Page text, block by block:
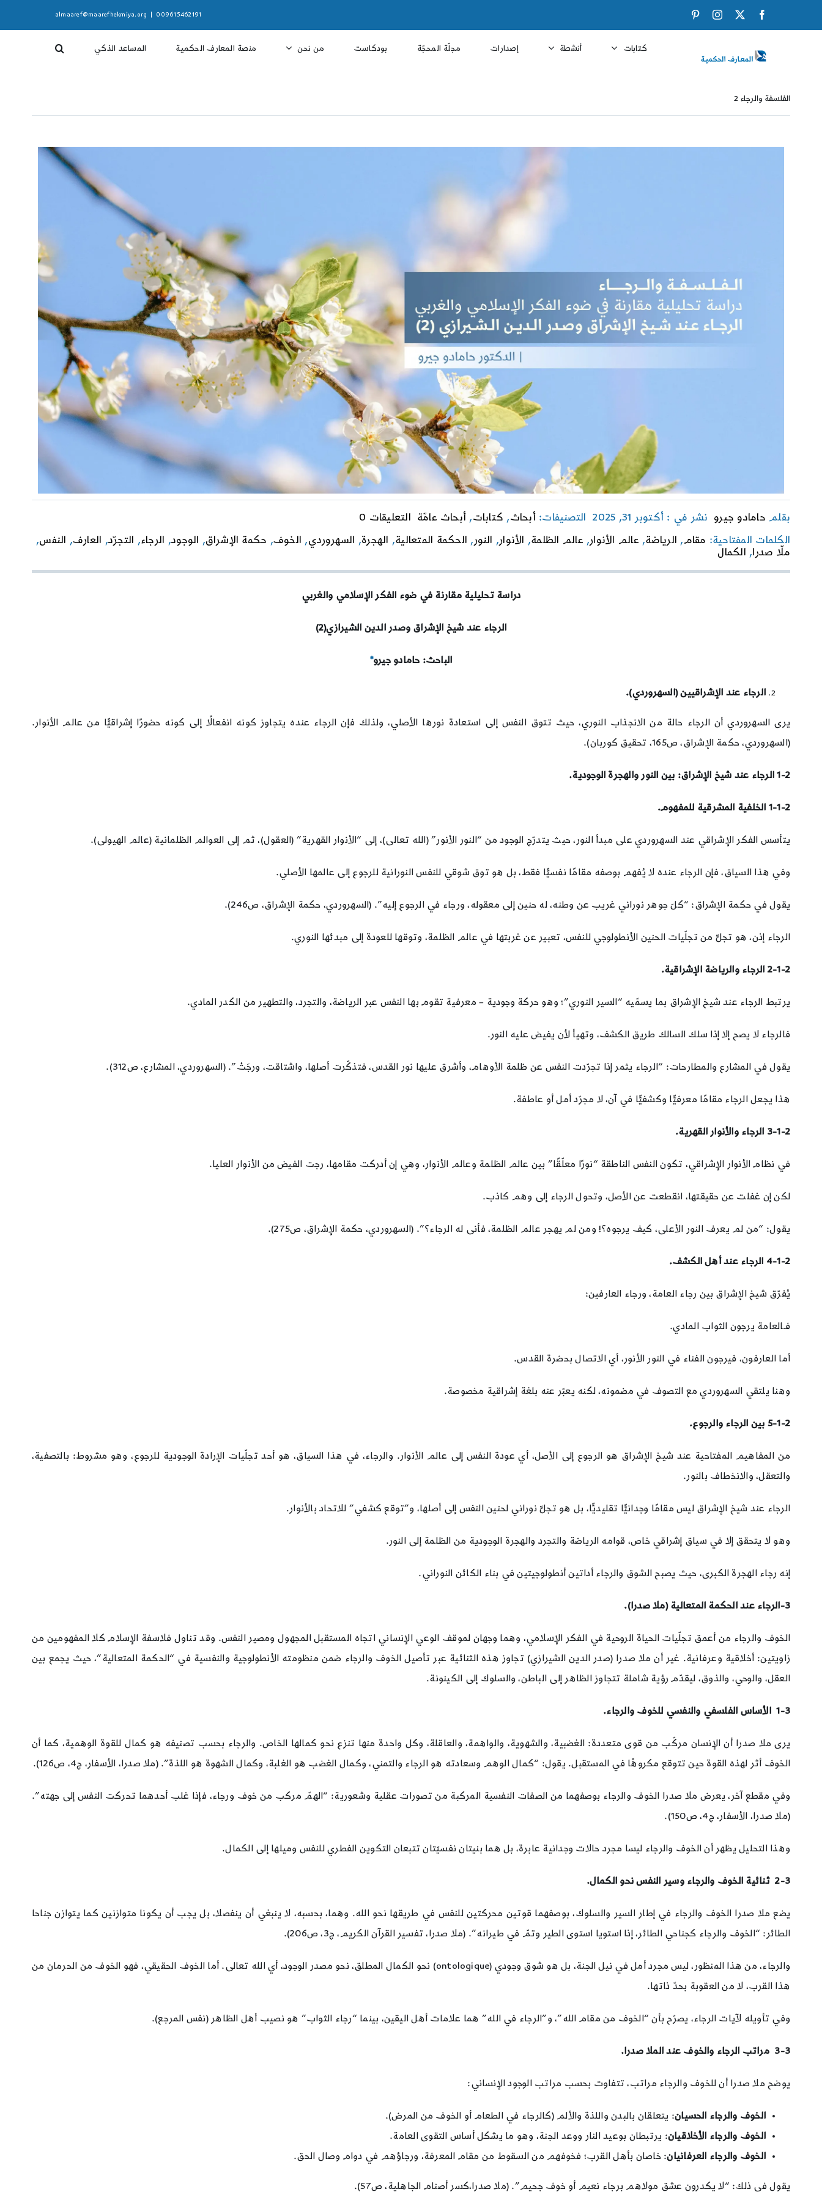
Facebook
X
Instagram
009615462191
almaaref@maarefhekmiya.org
كتابات أنشطة إصدارات مجلّة المحجّة بودكاست من نحن منصة المعارف الحكمية المساعد الذكي
الفلسفة والرجاء 2
بقلم حامادو جيرو نشر في : أكتوبر 31, 2025 التصنيفات:أبحاث, كتابات, أبحاث عامّة التعليقات 0
on
والرجاء
الكلمات المفتاحية: مقام, الرياضة, عالم الأنوار, عالم الظلمة, الأنوار, النور , الحكمة المتعالية, الهجرة, السهروردي, الخوف, حكمة الإشراق, الوجود, الرجاء, التجرّد, العارف, النفس,
ملّا صدرا, الكمال
دراسة تحليلية مقارنة في ضوء الفكر الإسلامي والغربي
الرجاء عند شيخ الإشراق وصدر الدين الشيرازي(2)
الباحث: حامادو جيرو*
الرجاء عند الإشراقيين (السهروردي).
يرى السهروردي أن الرجاء حالة من الانجذاب النوري، حيث تتوق النفس إلى استعادة نورها الأصلي، ولذلك فإن الرجاء عنده يتجاوز كونه انفعالًا إلى كونه حضورًا إشراقيًّا من عالم الأنوار.
(السهروردي، حكمة الإشراق، ص165، تحقيق كوربان).
1-2 الرجاء عند شيخ الإشراق: بين النور والهجرة الوجودية.
1-1-2 الخلفية المشرقية للمفهوم.
يتأسس الفكر الإشراقي عند السهروردي على مبدأ النور، حيث يتدرّج الوجود من “النور الأنور” (الله تعالى)، إلى “الأنوار القهرية” (العقول)، ثم إلى العوالم الظلمانية (عالم الهيولى).
وفي هذا السياق، فإن الرجاء عنده لا يُفهم بوصفه مقامًا نفسيًّا فقط، بل هو توق شوقي للنفس النورانية للرجوع إلى عالمها الأصلي.
يقول في حكمة الإشراق: “كلّ جوهر نوراني غريب عن وطنه، له حنين إلى معقوله، ورجاء في الرجوع إليه”. (السهروردي، حكمة الإشراق، ص246).
الرجاء إذن، هو تجلٍّ من تجلّيات الحنين الأنطولوجي للنفس، تعبير عن غربتها في عالم الظلمة، وتوقها للعودة إلى مبدئها النوري.
2-1-2 الرجاء والرياضة الإشراقية.
يرتبط الرجاء عند شيخ الإشراق بما يسمّيه “السير النوري”؛ وهو حركة وجودية – معرفية تقوم بها النفس عبر الرياضة، والتجرد، والتطهير من الكدر المادي.
فالرجاء لا يصح إلا إذا سلك السالك طريق الكشف، وتهيأ لأن يفيض عليه النور.
يقول في المشارع والمطارحات: “الرجاء يثمر إذا تجرّدت النفس عن ظلمة الأوهام، وأشرق عليها نور القدس، فتذكّرت أصلها، واشتاقت، ورجَتْ”. (السهروردي، المشارع، ص312).
هذا يجعل الرجاء مقامًا معرفيًّا وكشفيًّا في آن، لا مجرّد أمل أو عاطفة.
3-1-2 الرجاء والأنوار القهرية.
في نظام الأنوار الإشراقي، تكون النفس الناطقة “نورًا معلّقًا” بين عالم الظلمة وعالم الأنوار، وهي إن أدركت مقامها، رجت الفيض من الأنوار العليا.
لكن إن غفلت عن حقيقتها، انقطعت عن الأصل، وتحول الرجاء إلى وهم كاذب.
يقول: “من لم يعرف النور الأعلى، كيف يرجوه؟! ومن لم يهجر عالم الظلمة، فأنى له الرجاء؟”. (السهروردي، حكمة الإشراق، ص275).
4-1-2 الرجاء عند أهل الكشف.
يُفرّق شيخ الإشراق بين رجاء العامة، ورجاء العارفين:
فـالعامة يرجون الثواب المادي.
أما العارفون، فيرجون الفناء في النور الأنور، أي الاتصال بحضرة القدس.
وهنا يلتقي السهروردي مع التصوف في مضمونه، لكنه يعبّر عنه بلغة إشراقية مخصوصة.
5-1-2 بين الرجاء والرجوع.
من المفاهيم المفتاحية عند شيخ الإشراق هو الرجوع إلى الأصل، أي عودة النفس إلى عالم الأنوار. والرجاء، في هذا السياق، هو أحد تجلّيات الإرادة الوجودية للرجوع، وهو مشروط: بالتصفية،
والتعقل، والانخطاف بالنور.
الرجاء عند شيخ الإشراق ليس مقامًا وجدانيًّا تقليديًّا، بل هو تجلٍّ نوراني لحنين النفس إلى أصلها، و”توقع كشفي” للاتحاد بالأنوار.
وهو لا يتحقق إلا في سياق إشراقي خاص، قوامه الرياضة والتجرد والهجرة الوجودية من الظلمة إلى النور.
إنه رجاء الهجرة الكبرى، حيث يصبح الشوق والرجاء أداتين أنطولوجيتين في بناء الكائن النوراني.
3-الرجاء عند الحكمة المتعالية (ملا صدرا).
الخوف والرجاء من أعمق تجلّيات الحياة الروحية في الفكر الإسلامي، وهما وجهان لموقف الوعي الإنساني اتجاه المستقبل المجهول ومصير النفس. وقد تناول فلاسفة الإسلام كلا المفهومين من
زاويتين: أخلاقية وعرفانية. غير أن ملا صدرا (صدر الدين الشيرازي) تجاوز هذه الثنائية عبر تأصيل الخوف والرجاء ضمن منظومته الأنطولوجية والنفسية في “الحكمة المتعالية”، حيث يجمع بين
العقل، والوحي، والذوق، ليقدّم رؤية شاملة تتجاوز الظاهر إلى الباطن، والسلوك إلى الكينونة.
1-3 الأساس الفلسفي والنفسي للخوف والرجاء.
يرى ملا صدرا أن الإنسان مركّب من قوى متعددة: الغضبية، والشهوية، والواهمة، والعاقلة، وكل واحدة منها تنزع نحو كمالها الخاص. والرجاء بحسب تصنيفه هو كمال للقوة الوهمية، كما أن
الخوف أثر لهذه القوة حين تتوقع مكروهًا في المستقبل. يقول: “كمال الوهم وسعادته هو الرجاء والتمني، وكمال الغضب هو الغلبة، وكمال الشهوة هو اللذة”. (ملا صدرا، الأسفار، ج4، ص126).
وفي مقطع آخر، يعرض ملا صدرا الخوف والرجاء بوصفهما من الصفات النفسية المركبة من تصورات عقلية وشعورية: “الهمّ مركب من خوف ورجاء، فإذا غلب أحدهما تحركت النفس إلى جهته”.
(ملا صدرا، الأسفار، ج4، ص150).
وهذا التحليل يظهر أن الخوف والرجاء ليسا مجرد حالات وجدانية عابرة، بل هما بنيتان نفسيّتان تتبعان التكوين الفطري للنفس وميلها إلى الكمال.
2-3 ثنائية الخوف والرجاء وسير النفس نحو الكمال.
يضع ملا صدرا الخوف والرجاء في إطار السير والسلوك، بوصفهما قوتين محركتين للنفس في طريقها نحو الله. وهما، بحسبه، لا ينبغي أن ينفصلا، بل يجب أن يكونا متوازنين كما يتوازن جناحا
الطائر: “الخوف والرجاء كجناحي الطائر، إذا استويا استوى الطير وتمّ في طيرانه”. (ملا صدرا، تفسير القرآن الكريم، ج3، ص206).
والرجاء، من هذا المنظور، ليس مجرد أمل في نيل الجنة، بل هو شوق وجودي (ontologique) نحو الكمال المطلق، نحو مصدر الوجود، أي الله تعالى. أما الخوف الحقيقي، فهو الخوف من الحرمان من
هذا القرب، لا من العقوبة بحدّ ذاتها.
وفي تأويله لآيات الرجاء، يصرّح بأن “الخوف من مقام الله”، و”الرجاء في الله” هما علامات أهل اليقين، بينما “رجاء الثواب” هو نصيب أهل الظاهر (نفس المرجع).
3-3 مراتب الرجاء والخوف عند الملا صدرا.
يوضح ملا صدرا أن للخوف والرجاء مراتب، تتفاوت بحسب مراتب الوجود الإنساني:
الخوف والرجاء الحسيان: يتعلقان بالبدن واللذة والألم (كالرجاء في الطعام أو الخوف من المرض).
الخوف والرجاء الأخلاقيان: يرتبطان بوعيد النار ووعد الجنة، وهو ما يشكل أساس التقوى العامة.
الخوف والرجاء العرفانيان: خاصان بأهل القرب؛ فخوفهم من السقوط من مقام المعرفة، ورجاؤهم في دوام وصال الحق.
يقول في ذلك: “لا يكدرون عشق مولاهم برجاء نعيم أو خوف جحيم”. (ملا صدرا،كسر أصنام الجاهلية، ص57).